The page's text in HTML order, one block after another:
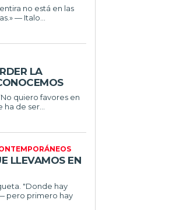
no está en las
— Italo...
LA
de ser...
LLEVAMOS EN
hay
pero primero hay